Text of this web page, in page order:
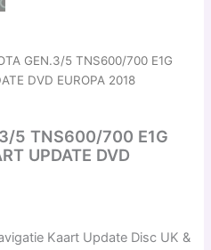
GEN.3/5 TNS600/700 E1G
DVD EUROPA 2018
5 TNS600/700 E1G
UPDATE DVD
Kaart Update Disc UK &